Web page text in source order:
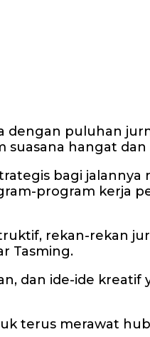
dengan puluhan
suasana hangat
bagi jalannya
program kerja
rekan-rekan
Tasming.
dan ide-ide kreatif
terus merawat